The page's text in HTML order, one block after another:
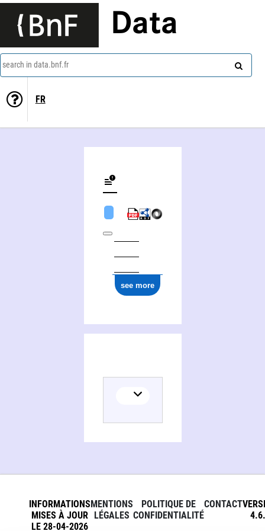
Data
search in data.bnf.fr
FR
see more
INFORMATIONS
MISES À JOUR
LE 28-04-2026
MENTIONS
LÉGALES
POLITIQUE DE
CONFIDENTIALITÉ
CONTACT